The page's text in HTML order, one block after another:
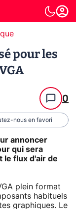
pour les
0
nous en favori
annoncer
qui sera
le flux d'air de
plein format
habituels
graphiques. Le